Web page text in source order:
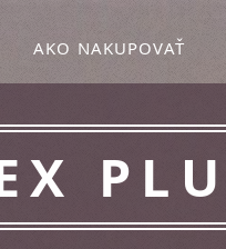
AKO NAKUPOVAŤ